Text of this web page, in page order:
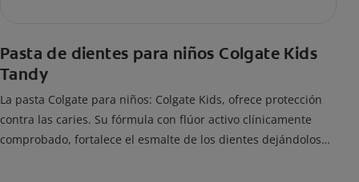
Pasta de dientes para niños Colgate Kids
Tandy
La pasta Colgate para niños: Colgate Kids, ofrece protección
contra las caries. Su fórmula con flúor activo clínicamente
comprobado, fortalece el esmalte de los dientes dejándolos